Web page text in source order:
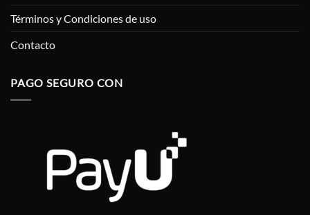
Términos y Condiciones de uso
Contacto
PAGO SEGURO CON